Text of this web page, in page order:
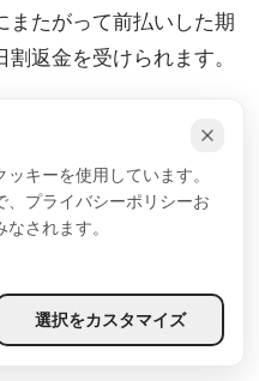
またがって前払いした期
返金を受けられます。
を超える事由（天災、
安、労働争議、パンデ
ラの障害、サイバー攻
上流プロバイダの障害）
て責任を負いません。
キーを使用しています。
プライバシーポリシーお
されます。
選択をカスタマイズ